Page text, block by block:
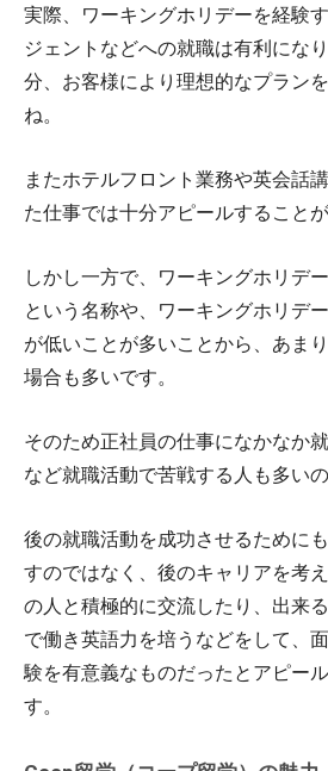
実際、ワーキングホリデーを経験
ジェントなどへの就職は有利にな
分、お客様により理想的なプラン
ね。
またホテルフロント業務や英会話
た仕事では十分アピールすること
しかし一方で、ワーキングホリデ
という名称や、ワーキングホリデ
が低いことが多いことから、あま
場合も多いです。
そのため正社員の仕事になかなか
など就職活動で苦戦する人も多いの
後の就職活動を成功させるために
すのではなく、後のキャリアを考
の人と積極的に交流したり、出来
で働き英語力を培うなどをして、
験を有意義なものだったとアピー
す。